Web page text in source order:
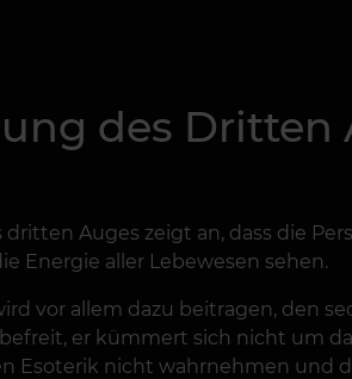
des Dritten
dritten Auges zeigt an, dass die
Energie aller Lebewesen sehen.
vor allem dazu beitragen, den
er kümmert sich nicht um
Esoterik nicht wahrnehmen und